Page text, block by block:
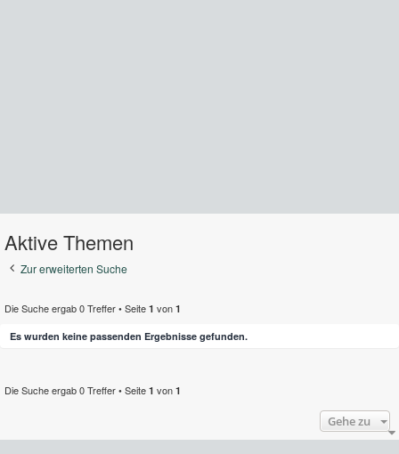
Aktive Themen
Zur erweiterten Suche
Die Suche ergab 0 Treffer • Seite 1 von 1
Es wurden keine passenden Ergebnisse gefunden.
Die Suche ergab 0 Treffer • Seite 1 von 1
Gehe zu